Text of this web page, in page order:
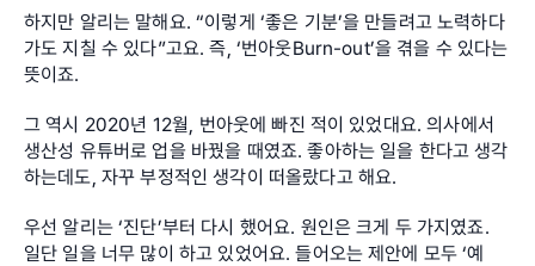
하지만 알리는 말해요. “이렇게 ‘좋은 기분’을 만들려고 노력하다
가도 지칠 수 있다”고요. 즉, ‘번아웃Burn-out’을 겪을 수 있다는
뜻이죠.
그 역시 2020년 12월, 번아웃에 빠진 적이 있었대요. 의사에서
생산성 유튜버로 업을 바꿨을 때였죠. 좋아하는 일을 한다고 생각
하는데도, 자꾸 부정적인 생각이 떠올랐다고 해요.
우선 알리는 ‘진단’부터 다시 했어요. 원인은 크게 두 가지였죠.
일단 일을 너무 많이 하고 있었어요. 들어오는 제안에 모두 ‘예